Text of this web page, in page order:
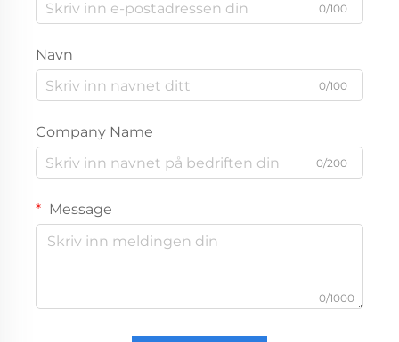
0/100
Navn
0/100
Company Name
0/200
Message
0/1000